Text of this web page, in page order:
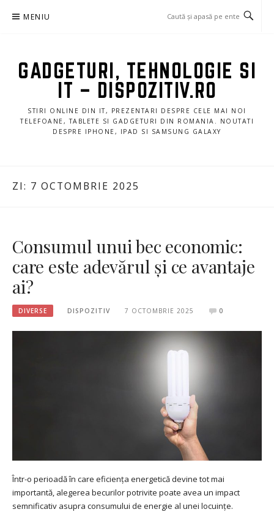
MENIU
GADGETURI, TEHNOLOGIE SI
IT – DISPOZITIV.RO
STIRI ONLINE DIN IT, PREZENTARI DESPRE CELE MAI NOI
TELEFOANE, TABLETE SI GADGETURI DIN ROMANIA. NOUTATI
DESPRE IPHONE, IPAD SI SAMSUNG GALAXY
ZI: 7 OCTOMBRIE 2025
Consumul unui bec economic:
care este adevărul și ce avantaje
ai?
DIVERSE DISPOZITIV 7 OCTOMBRIE 2025 0
Într-o perioadă în care eficiența energetică devine tot mai
importantă, alegerea becurilor potrivite poate avea un impact
semnificativ asupra consumului de energie al unei locuințe.